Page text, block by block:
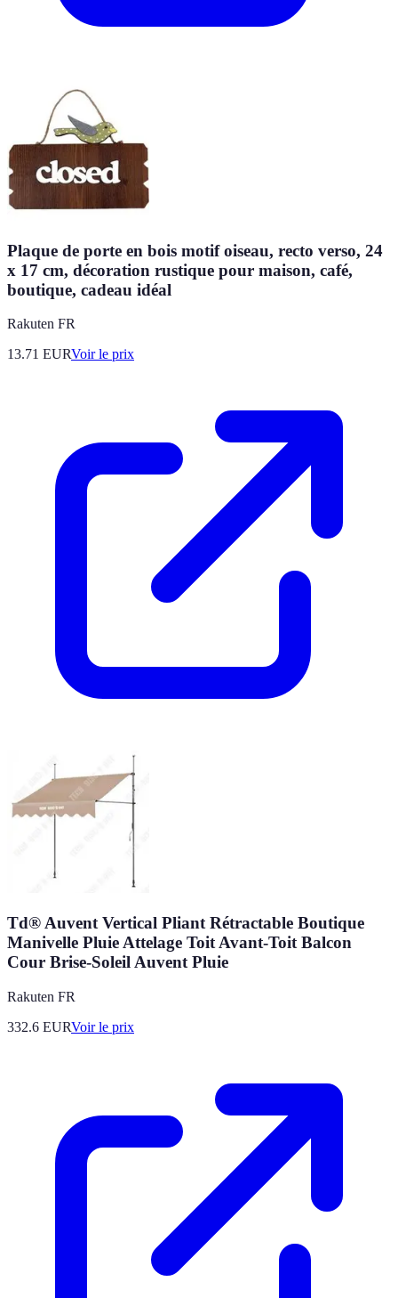
Plaque de porte en bois motif oiseau, recto verso, 24
x 17 cm, décoration rustique pour maison, café,
boutique, cadeau idéal
Rakuten FR
13.71 EURVoir le prix
Td® Auvent Vertical Pliant Rétractable Boutique
Manivelle Pluie Attelage Toit Avant-Toit Balcon
Cour Brise-Soleil Auvent Pluie
Rakuten FR
332.6 EURVoir le prix